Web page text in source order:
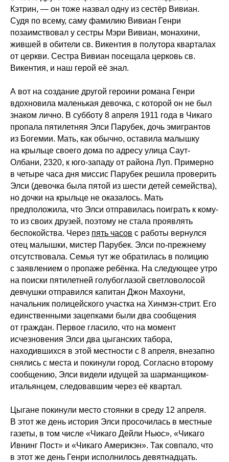
Кэтрин, — он тоже назвал одну из сестёр Вивиан.
Судя по всему, саму фамилию Вивиан Генри
позаимствовал у сестры Мэри Вивиан, монахини,
жившей в обители св. Викентия в полутора кварталах
от церкви. Сестра Вивиан посещала церковь св.
Викентия, и наш герой её знал.
А вот на создание другой героини романа Генри
вдохновила маленькая девочка, с которой он не был
знаком лично. В субботу 8 апреля 1911 года в Чикаго
пропала пятилетняя Элси Парубек, дочь эмигрантов
из Богемии. Мать, как обычно, оставила малышку
на крыльце своего дома по адресу улица Саут-
Олбани, 2320, к юго-западу от района Луп. Примерно
в четыре часа дня миссис Парубек решила проверить
Элси (девочка была пятой из шести детей семейства),
но дочки на крыльце не оказалось. Мать
предположила, что Элси отправилась поиграть к кому-
то из своих друзей, поэтому не стала проявлять
беспокойства. Через пять часов с работы вернулся
отец малышки, мистер Парубек. Элси по-прежнему
отсутствовала. Семья тут же обратилась в полицию
с заявлением о пропаже ребёнка. На следующее утро
на поиски пятилетней голубоглазой светловолосой
девчушки отправился капитан Джон Махоуни,
начальник полицейского участка на Хинмэн-стрит. Его
единственными зацепками были два сообщения
от граждан. Первое гласило, что на момент
исчезновения Элси два цыганских табора,
находившихся в этой местности с 8 апреля, внезапно
снялись с места и покинули город. Согласно второму
сообщению, Элси видели идущей за шарманщиком-
итальянцем, следовавшим через её квартал.
Цыгане покинули место стоянки в среду 12 апреля.
В этот же день история Элси просочилась в местные
газеты, в том числе «Чикаго Дейли Ньюс», «Чикаго
Ивнинг Пост» и «Чикаго Америкэн». Так совпало, что
в этот же день Генри исполнилось девятнадцать.